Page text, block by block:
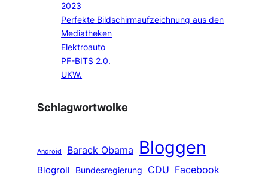
2023
Perfekte Bildschirmaufzeichnung aus den
Mediatheken
Elektroauto
PF-BITS 2.0.
UKW.
Schlagwortwolke
Android Barack Obama Bloggen
Blogroll Bundesregierung CDU Facebook